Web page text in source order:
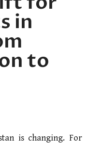
in
to
is changing. For